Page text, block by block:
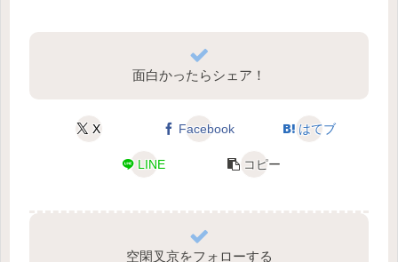
面白かったらシェア！
X Facebook はてブ
LINE コピー
空閑叉京をフォローする